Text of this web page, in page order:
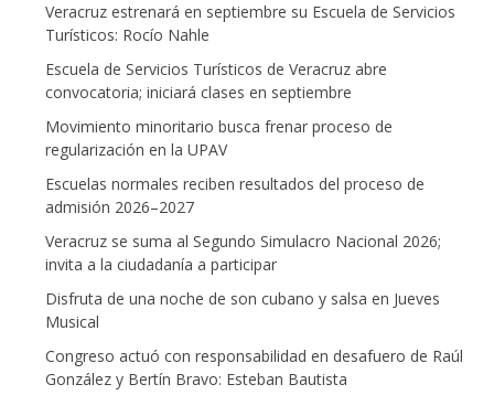
Veracruz estrenará en septiembre su Escuela de Servicios
Turísticos: Rocío Nahle
Escuela de Servicios Turísticos de Veracruz abre
convocatoria; iniciará clases en septiembre
Movimiento minoritario busca frenar proceso de
regularización en la UPAV
Escuelas normales reciben resultados del proceso de
admisión 2026–2027
Veracruz se suma al Segundo Simulacro Nacional 2026;
invita a la ciudadanía a participar
Disfruta de una noche de son cubano y salsa en Jueves
Musical
Congreso actuó con responsabilidad en desafuero de Raúl
González y Bertín Bravo: Esteban Bautista